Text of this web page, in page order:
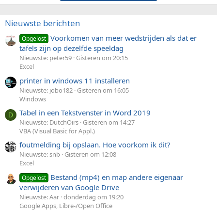
Nieuwste berichten
Opgelost Voorkomen van meer wedstrijden als dat er
tafels zijn op dezelfde speeldag
Nieuwste: peter59 Gisteren om 20:15
Excel
printer in windows 11 installeren
Nieuwste: jobo182 Gisteren om 16:05
Windows
D Tabel in een Tekstvenster in Word 2019
Nieuwste: DutchOirs Gisteren om 14:27
VBA (Visual Basic for Appl.)
foutmelding bij opslaan. Hoe voorkom ik dit?
Nieuwste: snb Gisteren om 12:08
Excel
Opgelost Bestand (mp4) en map andere eigenaar
verwijderen van Google Drive
Nieuwste: Aar donderdag om 19:20
Google Apps, Libre-/Open Office